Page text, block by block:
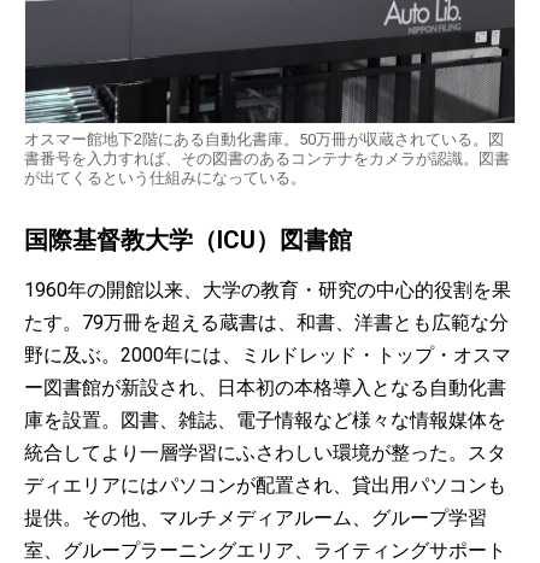
オスマー館地下2階にある自動化書庫。50万冊が収蔵されている。図
書番号を入力すれば、その図書のあるコンテナをカメラが認識。図書
が出てくるという仕組みになっている。
国際基督教大学（ICU）図書館
1960年の開館以来、大学の教育・研究の中心的役割を果
たす。79万冊を超える蔵書は、和書、洋書とも広範な分
野に及ぶ。2000年には、ミルドレッド・トップ・オスマ
ー図書館が新設され、日本初の本格導入となる自動化書
庫を設置。図書、雑誌、電子情報など様々な情報媒体を
統合してより一層学習にふさわしい環境が整った。スタ
ディエリアにはパソコンが配置され、貸出用パソコンも
提供。その他、マルチメディアルーム、グループ学習
室、グループラーニングエリア、ライティングサポート